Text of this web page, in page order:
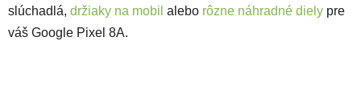
slúchadlá, držiaky na mobil alebo rôzne náhradné diely pre
váš Google Pixel 8A.